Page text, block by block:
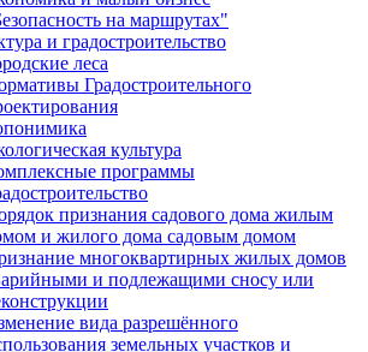
на маршрутах"
и градостроительство
леса
Градостроительного
культура
программы
признания садового дома жилым
и жилого дома садовым домом
многоквартирных жилых домов
и подлежащими сносу или
вида разрешённого
земельных участков и